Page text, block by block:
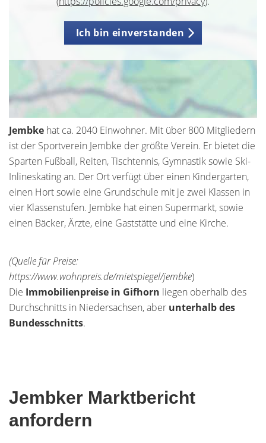
Ich bin einverstanden
Jembke hat ca. 2040 Einwohner. Mit über 800 Mitgliedern
ist der Sportverein Jembke der größte Verein. Er bietet die
Sparten Fußball, Reiten, Tischtennis, Gymnastik sowie Ski-
Inlineskating an. Der Ort verfügt über einen Kindergarten,
einen Hort sowie eine Grundschule mit je zwei Klassen in
vier Klassenstufen. Jembke hat einen Supermarkt, sowie
einen Bäcker, Ärzte, eine Gaststätte und eine Kirche.
(Quelle für Preise:
https://www.wohnpreis.de/mietspiegel/jembke)
Die Immobilienpreise in Gifhorn liegen oberhalb des
Durchschnitts in Niedersachsen, aber unterhalb des
Bundesschnitts.
Jembker Marktbericht
anfordern